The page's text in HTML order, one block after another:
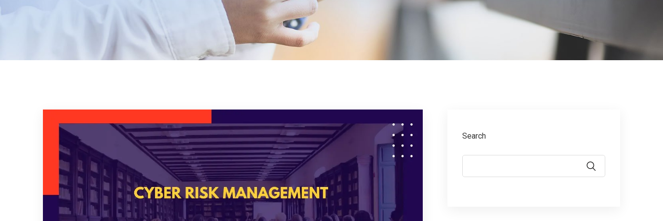
Search